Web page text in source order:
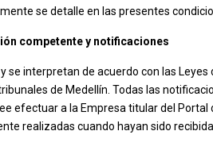
se detalle en las presentes
competente y notificaciones
se interpretan de acuerdo con las
de Medellín. Todas las
efectuar a la Empresa titular del
realizadas cuando hayan sido